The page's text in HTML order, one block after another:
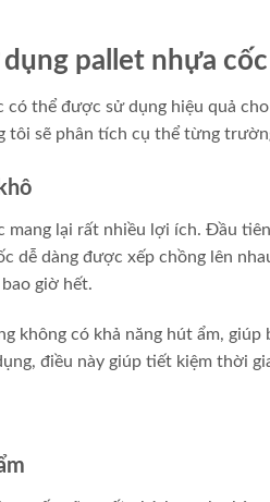
pallet nhựa
thể được sử dụng hiệu quả
tôi sẽ phân tích cụ thể từng
mang lại rất nhiều lợi ích. Đầu
dễ dàng được xếp chồng lên
giờ hết.
không có khả năng hút ẩm,
điều này giúp tiết kiệm thời